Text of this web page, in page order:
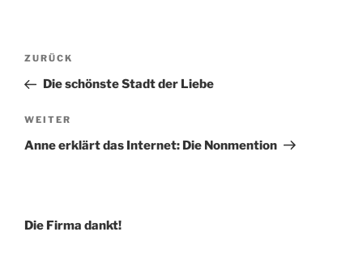
Beitragsnavigation
Vorheriger
Beitrag
ZURÜCK
Die schönste Stadt der Liebe
Nächster
Beitrag
WEITER
Anne erklärt das Internet: Die Nonmention
Die Firma dankt!